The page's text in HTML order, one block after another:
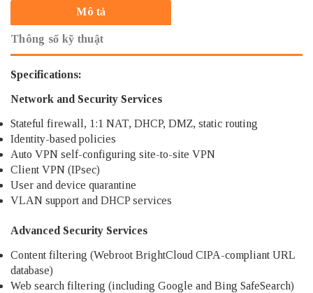
Mô tả
Thông số kỹ thuật
Specifications:
Network and Security Services
Stateful firewall, 1:1 NAT, DHCP, DMZ, static routing
Identity-based policies
Auto VPN self-configuring site-to-site VPN
Client VPN (IPsec)
User and device quarantine
VLAN support and DHCP services
Advanced Security Services
Content filtering (Webroot BrightCloud CIPA-compliant URL
database)
Web search filtering (including Google and Bing SafeSearch)